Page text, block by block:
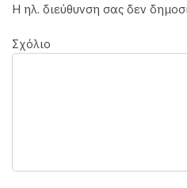
Η ηλ. διεύθυνση σας δεν
Σχόλιο